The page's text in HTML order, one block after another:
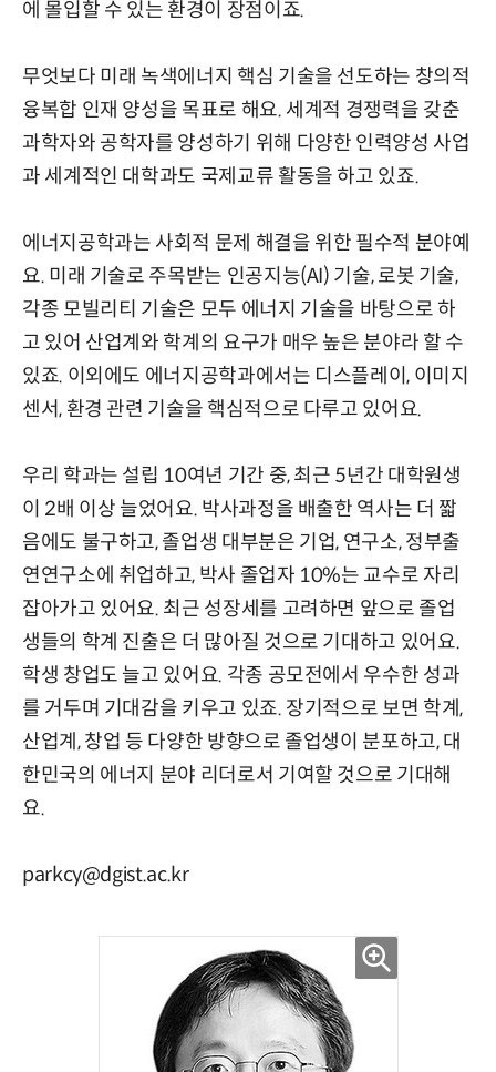
에 몰입할 수 있는 환경이 장점이죠.
무엇보다 미래 녹색에너지 핵심 기술을 선도하는 창의적
융복합 인재 양성을 목표로 해요. 세계적 경쟁력을 갖춘
과학자와 공학자를 양성하기 위해 다양한 인력양성 사업
과 세계적인 대학과도 국제교류 활동을 하고 있죠.
에너지공학과는 사회적 문제 해결을 위한 필수적 분야예
요. 미래 기술로 주목받는 인공지능(AI) 기술, 로봇 기술,
각종 모빌리티 기술은 모두 에너지 기술을 바탕으로 하
고 있어 산업계와 학계의 요구가 매우 높은 분야라 할 수
있죠. 이외에도 에너지공학과에서는 디스플레이, 이미지
센서, 환경 관련 기술을 핵심적으로 다루고 있어요.
우리 학과는 설립 10여년 기간 중, 최근 5년간 대학원생
이 2배 이상 늘었어요. 박사과정을 배출한 역사는 더 짧
음에도 불구하고, 졸업생 대부분은 기업, 연구소, 정부출
연연구소에 취업하고, 박사 졸업자 10%는 교수로 자리
잡아가고 있어요. 최근 성장세를 고려하면 앞으로 졸업
생들의 학계 진출은 더 많아질 것으로 기대하고 있어요.
학생 창업도 늘고 있어요. 각종 공모전에서 우수한 성과
를 거두며 기대감을 키우고 있죠. 장기적으로 보면 학계,
산업계, 창업 등 다양한 방향으로 졸업생이 분포하고, 대
한민국의 에너지 분야 리더로서 기여할 것으로 기대해
요.
parkcy@dgist.ac.kr